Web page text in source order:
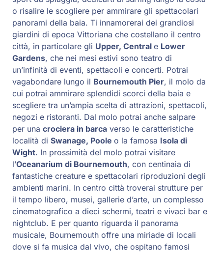
o risalire le scogliere per ammirare gli spettacolari
panorami della baia. Ti innamorerai dei grandiosi
giardini di epoca Vittoriana che costellano il centro
città, in particolare gli Upper, Central e Lower
Gardens, che nei mesi estivi sono teatro di
un’infinità di eventi, spettacoli e concerti. Potrai
vagabondare lungo il Bournemouth Pier, il molo da
cui potrai ammirare splendidi scorci della baia e
scegliere tra un’ampia scelta di attrazioni, spettacoli,
negozi e ristoranti. Dal molo potrai anche salpare
per una crociera in barca verso le caratteristiche
località di Swanage, Poole o la famosa Isola di
Wight. In prossimità del molo potrai visitare
l’Oceanarium di Bournemouth, con centinaia di
fantastiche creature e spettacolari riproduzioni degli
ambienti marini. In centro città troverai strutture per
il tempo libero, musei, gallerie d’arte, un complesso
cinematografico a dieci schermi, teatri e vivaci bar e
nightclub. E per quanto riguarda il panorama
musicale, Bournemouth offre una miriade di locali
dove si fa musica dal vivo, che ospitano famosi